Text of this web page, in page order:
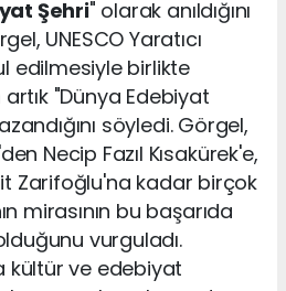
Şehri" olarak anıldığını
UNESCO Yaratıcı
edilmesiyle birlikte
"Dünya Edebiyat
söyledi. Görgel,
Necip Fazıl Kısakürek'e,
Zarifoğlu'na kadar birçok
mirasının bu başarıda
vurguladı.
kültür ve edebiyat